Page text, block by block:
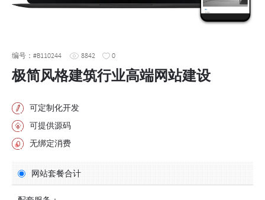
编号：#B110244 8842 0
极简风格建筑行业高端网站建设
可定制化开发
可提供源码
无绑定消费
网站套餐合计